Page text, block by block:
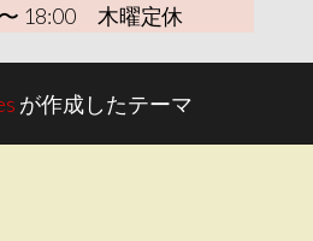
18:00 木曜定休
が作成したテーマ